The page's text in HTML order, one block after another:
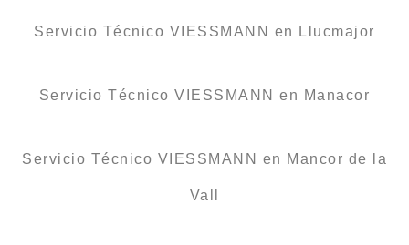
Servicio Técnico VIESSMANN en Llucmajor
Servicio Técnico VIESSMANN en Manacor
Servicio Técnico VIESSMANN en Mancor de la
Vall